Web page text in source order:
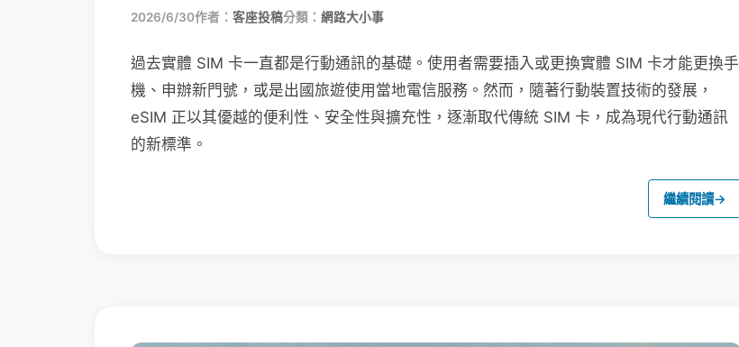
2026/6/30作者： 客座投稿分類： 網路大小事
過去實體 SIM 卡一直都是行動通訊的基礎。使用者需要插入或更換實體 SIM 卡才能更換手
機、申辦新門號，或是出國旅遊使用當地電信服務。然而，隨著行動裝置技術的發展，
eSIM 正以其優越的便利性、安全性與擴充性，逐漸取代傳統 SIM 卡，成為現代行動通訊
的新標準。
繼續閱讀→